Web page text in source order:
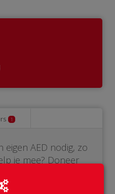
1
AED nodig, zo
je mee? Doneer